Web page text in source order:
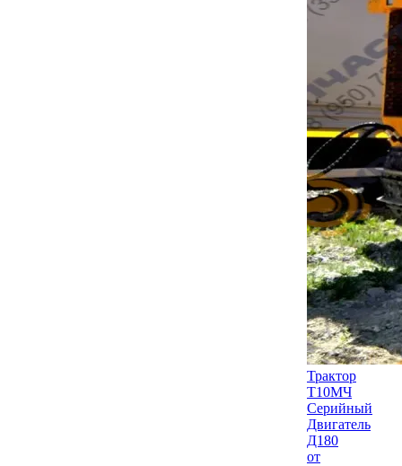
Трактор
Т10МЧ
Серийный
Двигатель
Д180
от